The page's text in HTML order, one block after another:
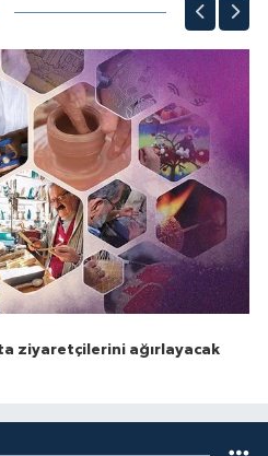
ziyaretçilerini ağırlayacak